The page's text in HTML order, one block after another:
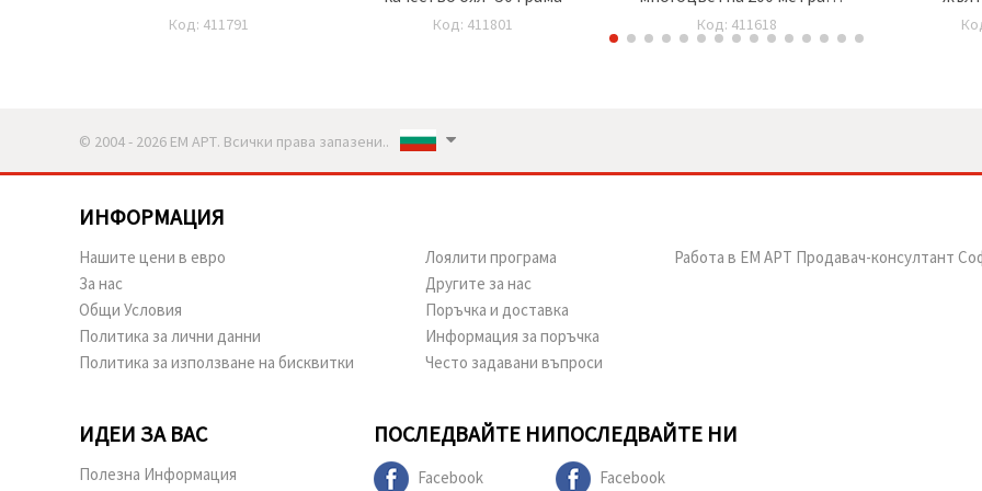
Код: 411791 Код: 411801
100 грама
Код: 411618
© 2004 - 2026 ЕМ АРТ. Всички права запазени..
ИНФОРМАЦИЯ
Нашите цени в евро
За нас
Общи Условия
Политика за лични данни
Политика за използване на бисквитки
Лоялити програма
Другите за нас
Поръчка и доставка
Информация за поръчка
Често задавани въпроси
Работа в ЕМ АРТ Продавач-консултант
ИДЕИ ЗА ВАС
Полезна Информация
ПОСЛЕДВАЙТЕ НИ
Facebook
ПОСЛЕДВАЙТЕ НИ
Facebook